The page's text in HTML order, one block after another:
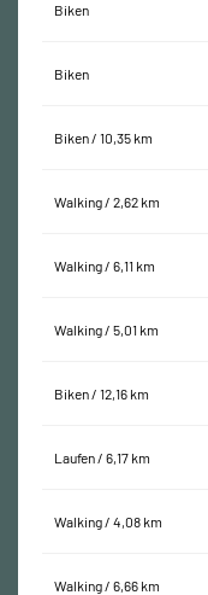
Biken
Biken
Biken / 10,35 km
Walking / 2,62 km
Walking / 6,11 km
Walking / 5,01 km
Biken / 12,16 km
Laufen / 6,17 km
Walking / 4,08 km
Walking / 6,66 km